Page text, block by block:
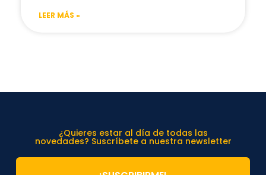
LEER MÁS »
¿Quieres estar al día de todas las
novedades? Suscríbete a nuestra newsletter